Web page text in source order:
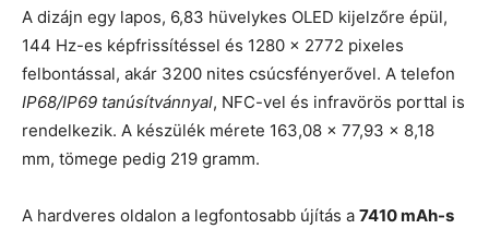
A dizájn egy lapos, 6,83 hüvelykes OLED kijelzőre épül,
144 Hz-es képfrissítéssel és 1280 x 2772 pixeles
felbontással, akár 3200 nites csúcsfényerővel. A telefon
IP68/IP69 tanúsítvánnyal, NFC-vel és infravörös porttal is
rendelkezik. A készülék mérete 163,08 x 77,93 x 8,18
mm, tömege pedig 219 gramm.
A hardveres oldalon a legfontosabb újítás a 7410 mAh-s